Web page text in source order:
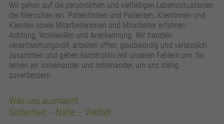
Wir gehen auf die persönlichen und vielfältigen Lebenssituationen
der Menschen ein. Patientinnen und Patienten, Klientinnen und
Klienten sowie Mitarbeiterinnen und Mitarbeiter erfahren
Achtung, Wohlwollen und Anerkennung. Wir handeln
verantwortungsvoll, arbeiten offen, glaubwürdig und verlässlich
zusammen und gehen konstruktiv mit unseren Fehlern um. So
lernen wir voneinander und miteinander, um uns stetig
zuverbessern.
Was uns ausmacht
Sicherheit – Nähe – Vielfalt